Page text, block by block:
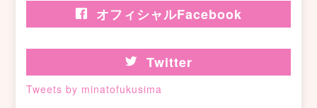
オフィシャルFacebook
Twitter
Tweets by minatofukusima